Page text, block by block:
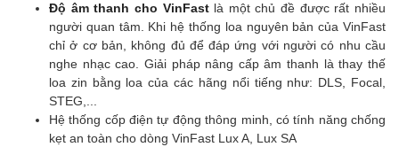
Độ âm thanh cho VinFastlà một chủ đề được rất nhiều
người quan tâm. Khi hệ thống loa nguyên bản của VinFast
chỉ ở cơ bản, không đủ để đáp ứng với người có nhu cầu
nghe nhạc cao. Giải pháp nâng cấp âm thanh là thay thế
loa zin bằng loa của các hãng nổi tiếng như: DLS, Focal,
STEG,...
Hệ thống cốp điện tự động thông minh, có tính năng chống
kẹt an toàn cho dòng VinFast Lux A, Lux SA